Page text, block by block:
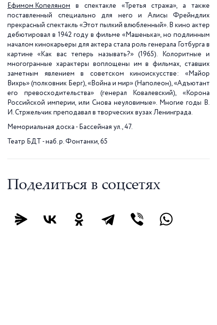
Ефимом Копеляном в спектакле «Третья стража», а также
поставленный специально для него и Алисы Фрейндлих
прекрасный спектакль «Этот пылкий влюбленный». В кино актер
дебютировал в 1942 году в фильме «Машенька», но подлинным
началом кинокарьеры для актера стала роль генерала Готбурга в
картине «Как вас теперь называть?» (1965). Колоритные и
многогранные характеры воплощены им в фильмах, ставших
заметным явлением в советском киноискусстве: «Майор
Вихрь» (полковник Берг), «Война и мир» (Наполеон), «Адъютант
его превосходительства» (генерал Ковалевский), «Корона
Российской империи, или Снова неуловимые». Многие годы В.
И. Стржельчик преподавал в творческих вузах Ленинграда.
Мемориальная доска - Бассейная ул., 47.
Театр БДТ - наб. р. Фонтанки, 65
Поделиться в соцсетях